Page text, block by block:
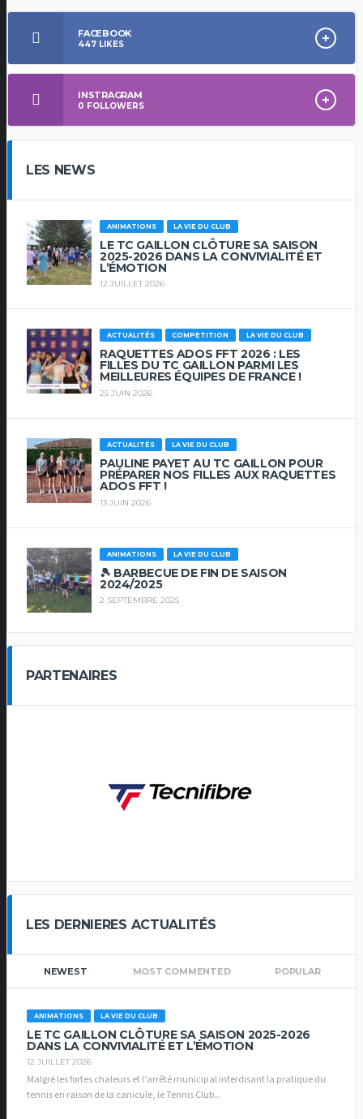
FACEBOOK
447 LIKES
INSTRAGRAM
0 FOLLOWERS
LES NEWS
ANIMATIONS LA VIE DU CLUB
LE TC GAILLON CLÔTURE SA SAISON
2025-2026 DANS LA CONVIVIALITÉ ET
L’ÉMOTION
12 JUILLET 2026
ACTUALITÉS COMPETITION LA VIE DU CLUB
RAQUETTES ADOS FFT 2026 : LES
FILLES DU TC GAILLON PARMI LES
MEILLEURES ÉQUIPES DE FRANCE !
25 JUIN 2026
ACTUALITÉS LA VIE DU CLUB
PAULINE PAYET AU TC GAILLON POUR
PRÉPARER NOS FILLES AUX RAQUETTES
ADOS FFT !
13 JUIN 2026
ANIMATIONS LA VIE DU CLUB
🎾 BARBECUE DE FIN DE SAISON
2024/2025
2 SEPTEMBRE 2025
PARTENAIRES
LES DERNIERES ACTUALITÉS
NEWEST MOST COMMENTED POPULAR
ANIMATIONS LA VIE DU CLUB
LE TC GAILLON CLÔTURE SA SAISON 2025-2026
DANS LA CONVIVIALITÉ ET L’ÉMOTION
12 JUILLET 2026
Malgré les fortes chaleurs et l’arrêté municipal interdisant la pratique du
tennis en raison de la canicule, le Tennis Club...